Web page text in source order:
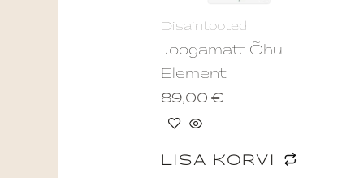
Disaintooted
Joogamatt Õhu
Element
89,00 €
LISA KORVI